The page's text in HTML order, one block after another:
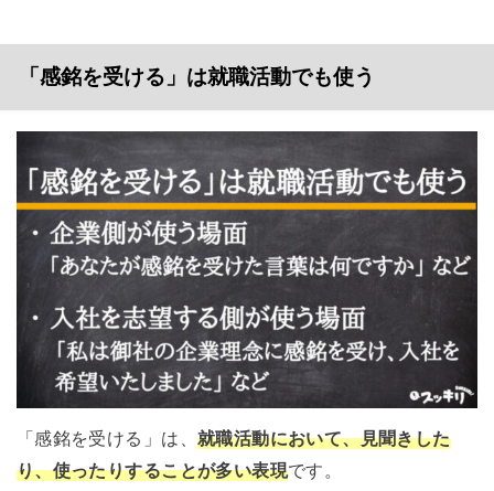
「感銘を受ける」は就職活動でも使う
「感銘を受ける」は、 就職活動において、見聞きした
り、使ったりすることが多い表現です。